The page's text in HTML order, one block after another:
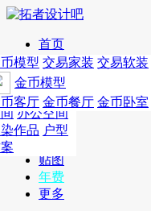
首页
发现
年费 作品 图纸 交易 软装
年费版块
费图纸 年费户型 年费高清
作品
别墅 国外
酒店设计
设计 商业
办公空间
作品 户型
模型
模型 交易家装 交易软装
金币模型
客厅 金币餐厅 金币卧室
CAD
概念
贴图
年费
更多